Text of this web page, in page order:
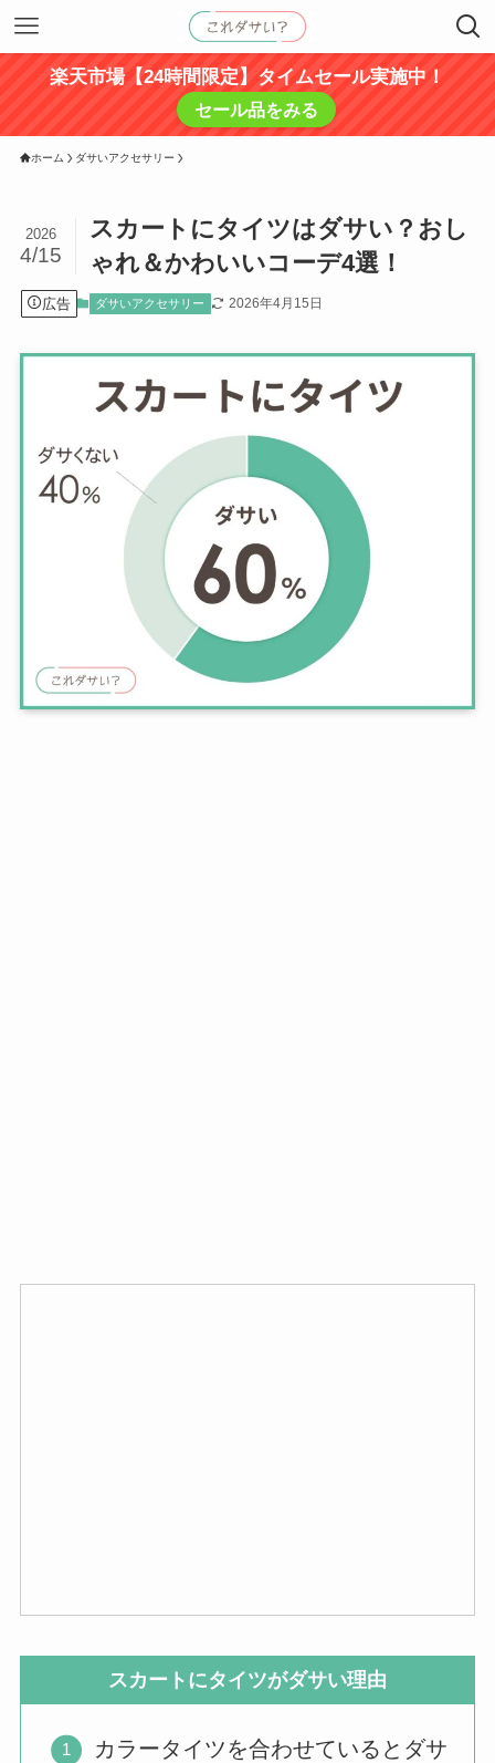
楽天市場【24時間限定】タイムセール実施中！
セール品をみる
ホーム ダサいアクセサリー
スカートにタイツはダサい？おし
ゃれ＆かわいいコーデ4選！
2026
4/15
広告 ダサいアクセサリー 2026年4月15日
スカートにタイツがダサい理由
カラータイツを合わせているとダサ